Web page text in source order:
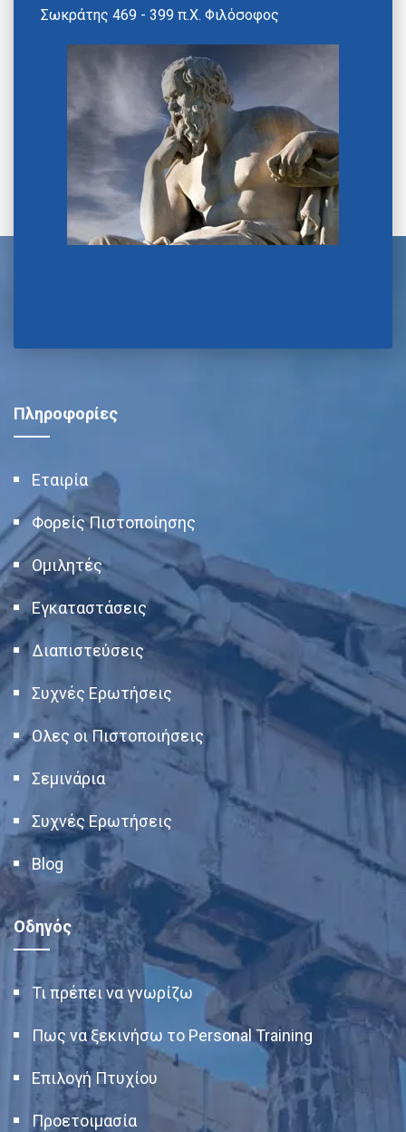
Σωκράτης 469 - 399 π.Χ. Φιλόσοφος
Πληροφορίες
Εταιρία
Φορείς Πιστοποίησης
Ομιλητές
Εγκαταστάσεις
Διαπιστεύσεις
Συχνές Ερωτήσεις
Ολες οι Πιστοποιήσεις
Σεμινάρια
Συχνές Ερωτήσεις
Blog
Οδηγός
Τι πρέπει να γνωρίζω
Πως να ξεκινήσω το Personal Training
Επιλογή Πτυχίου
Προετοιμασία